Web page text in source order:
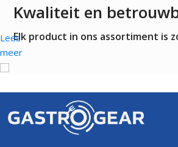
Kwaliteit en
Elk product in ons assortiment is
Lees
meer